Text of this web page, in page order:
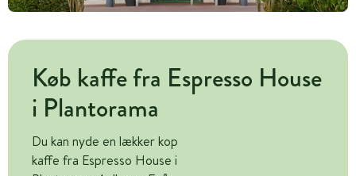
Køb kaffe fra Espresso House
i Plantorama
Du kan nyde en lækker kop
kaffe fra Espresso House i